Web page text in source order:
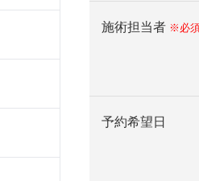
施術担当者 ※必
予約希望日